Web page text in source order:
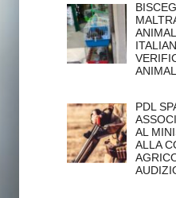
PDL
AL
ALLA